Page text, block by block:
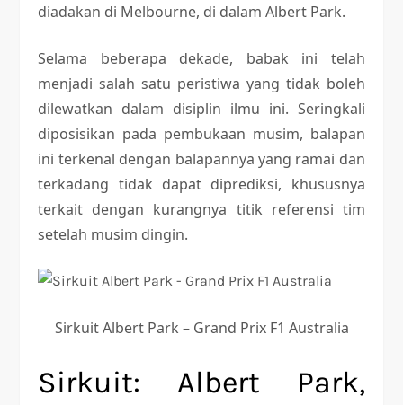
diadakan di Melbourne, di dalam Albert Park.
Selama beberapa dekade, babak ini telah
menjadi salah satu peristiwa yang tidak boleh
dilewatkan dalam disiplin ilmu ini. Seringkali
diposisikan pada pembukaan musim, balapan
ini terkenal dengan balapannya yang ramai dan
terkadang tidak dapat diprediksi, khususnya
terkait dengan kurangnya titik referensi tim
setelah musim dingin.
Sirkuit Albert Park – Grand Prix F1 Australia
Sirkuit: Albert Park,